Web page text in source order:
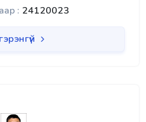
: 24120023